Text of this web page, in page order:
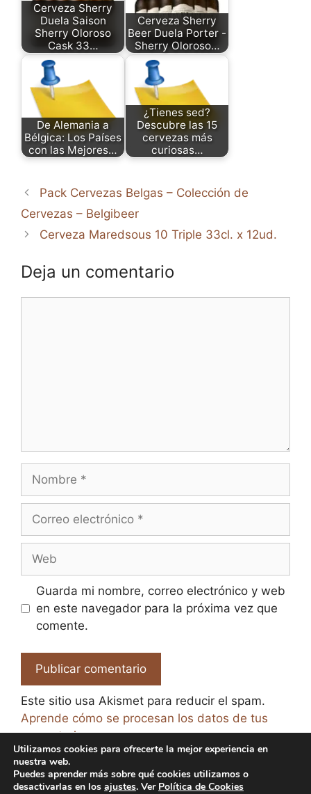
Cerveza Sherry
Duela Saison
Sherry Oloroso
Cask 33…
Cerveza Sherry
Beer Duela Porter -
Sherry Oloroso…
De Alemania a
Bélgica: Los Países
con las Mejores…
¿Tienes sed?
Descubre las 15
cervezas más
curiosas…
Pack Cervezas Belgas – Colección de
Cervezas – Belgibeer
Cerveza Maredsous 10 Triple 33cl. x 12ud.
Deja un comentario
Nombre
Correo
Web
Guarda mi nombre, correo electrónico y web
en este navegador para la próxima vez que
comente.
Este sitio usa Akismet para reducir el spam.
Aprende cómo se procesan los datos de tus
comentarios.
Utilizamos cookies para ofrecerte la mejor experiencia en
nuestra web.
Puedes aprender más sobre qué cookies utilizamos o
desactivarlas en los ajustes. Ver Política de Cookies